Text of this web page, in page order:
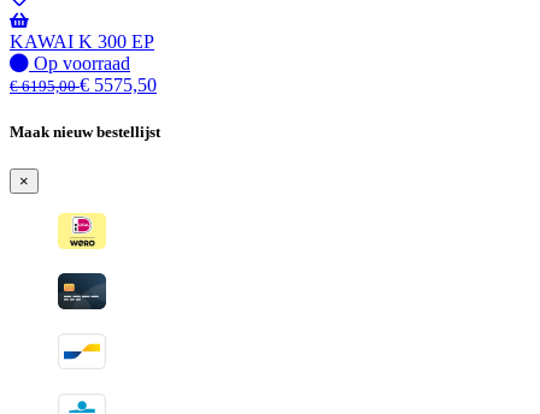
verzonden
wanneer
beschikbaar
KAWAI K 300 EP
Op
voorraad
Op voorraad
€6195,00€ 5575,50
Maak nieuw bestellijst
×